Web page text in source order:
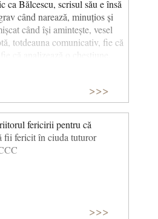
ca Bălcescu, scrisul său e însă
când narează, minuțios și
când își amintește, vesel
totdeauna comunicativ, fie că
că analizează o chestiune,
prin echilibru, măsură și
>>>
fericirii pentru că
fii fericit în ciuda tuturor
>>>